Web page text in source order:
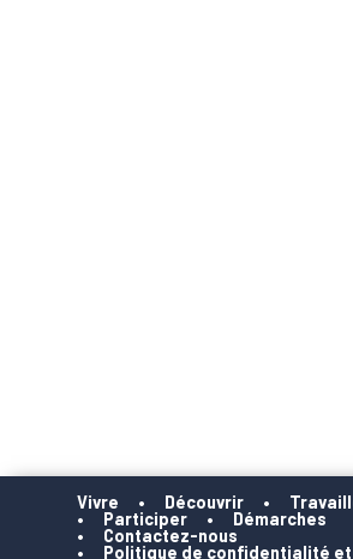
Vivre Découvrir
Participer
Démarches
Contactez-nous
Politique de confidentialité et